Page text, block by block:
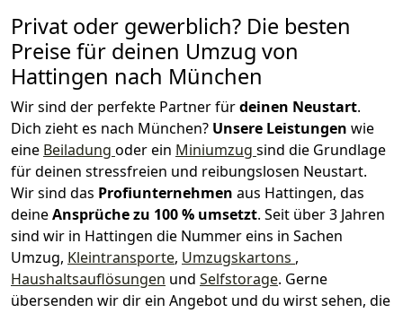
Privat oder gewerblich? Die besten
Preise für deinen Umzug von
Hattingen nach München
Wir sind der perfekte Partner fürdeinen Neustart.
Dich zieht es nach München? Unsere Leistungen wie
eine Beiladung oder ein Miniumzug sind die Grundlage
für deinen stressfreien und reibungslosen Neustart.
Wir sind das Profiunternehmen aus Hattingen, das
deineAnsprüche zu 100 % umsetzt. Seit über 3 Jahren
sind wir in Hattingen die Nummer eins in Sachen
Umzug, Kleintransporte, Umzugskartons ,
Haushaltsauflösungen und Selfstorage. Gerne
übersenden wir dir ein Angebot und du wirst sehen, die